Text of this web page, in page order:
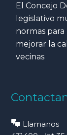
El Concejo
legislativo
normas
mejorar la
vecinas
Llamanos